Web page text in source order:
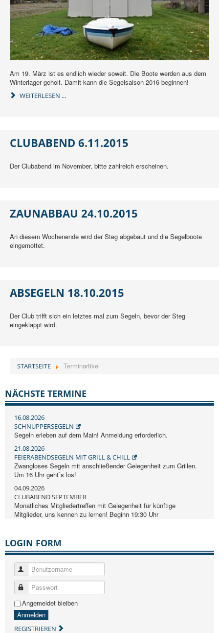
Am 19. März ist es endlich wieder soweit. Die Boote werden aus dem
Winterlager geholt. Damit kann die Segelsaison 2016 beginnen!
WEITERLESEN ...
CLUBABEND 6.11.2015
Der Clubabend im November, bitte zahlreich erscheinen.
ZAUNABBAU 24.10.2015
An diesem Wochenende wird der Steg abgebaut und die Segelboote
eingemottet.
ABSEGELN 18.10.2015
Der Club trifft sich ein letztes mal zum Segeln, bevor der Steg
eingeklappt wird.
STARTSEITE Terminartikel
NÄCHSTE TERMINE
16.08.2026
SCHNUPPERSEGELN
Segeln erleben auf dem Main! Anmeldung erforderlich.
21.08.2026
FEIERABENDSEGELN MIT GRILL & CHILL
Zwangloses Segeln mit anschließender Gelegenheit zum Grillen.
Um 16 Uhr geht`s los!
04.09.2026
CLUBABEND SEPTEMBER
Monatliches Mitgliedertreffen mit Gelegenheit für künftige
Mitglieder, uns kennen zu lernen! Beginn 19:30 Uhr
LOGIN FORM
Benutzername
Passwort
Angemeldet bleiben
Anmelden
REGISTRIEREN